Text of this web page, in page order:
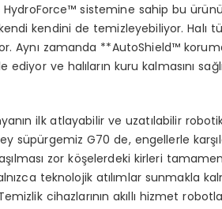
sistemine sahip bu
kendini de temizleyebiliyor. Halı
Aynı zamanda **AutoShield™
ve halıların kuru kalmasını
ilk atlayabilir ve uzatılabilir
G70 de, engellerle
zor köşelerdeki kirleri tamamen
teknolojik atılımlar sunmakla
cihazlarının akıllı hizmet